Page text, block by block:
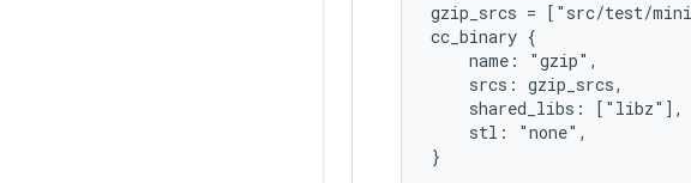
gzip_srcs = ["src/test/
cc_binary {
    name: "gzip",
    srcs: gzip_srcs,
    shared_libs: ["libz"],
    stl: "none",